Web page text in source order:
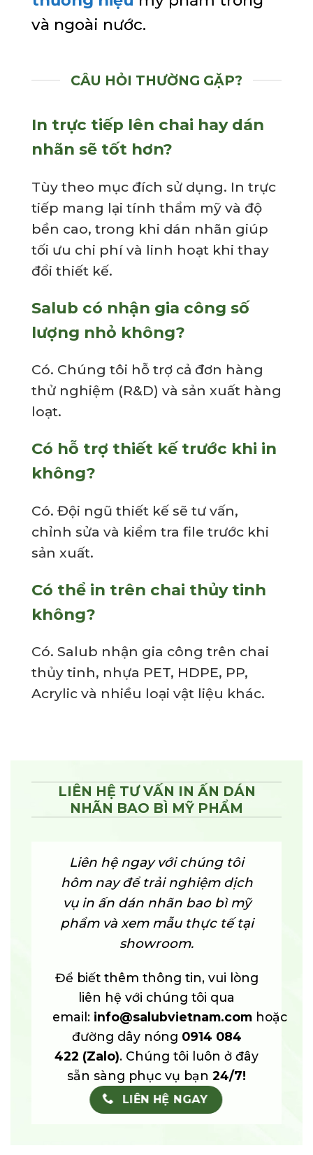
và ngoài nước.
CÂU HỎI THƯỜNG GẶP?
In trực tiếp lên chai hay dán
nhãn sẽ tốt hơn?
Tùy theo mục đích sử dụng. In trực
tiếp mang lại tính thẩm mỹ và độ
bền cao, trong khi dán nhãn giúp
tối ưu chi phí và linh hoạt khi thay
đổi thiết kế.
Salub có nhận gia công số
lượng nhỏ không?
Có. Chúng tôi hỗ trợ cả đơn hàng
thử nghiệm (R&D) và sản xuất hàng
loạt.
Có hỗ trợ thiết kế trước khi in
không?
Có. Đội ngũ thiết kế sẽ tư vấn,
chỉnh sửa và kiểm tra file trước khi
sản xuất.
Có thể in trên chai thủy tinh
không?
Có. Salub nhận gia công trên chai
thủy tinh, nhựa PET, HDPE, PP,
Acrylic và nhiều loại vật liệu khác.
LIÊN HỆ TƯ VẤN IN ẤN DÁN
NHÃN BAO BÌ MỸ PHẨM
Liên hệ ngay với chúng tôi
hôm nay để trải nghiệm dịch
vụ in ấn dán nhãn bao bì mỹ
phẩm và xem mẫu thực tế tại
showroom.
Để biết thêm thông tin, vui lòng
liên hệ với chúng tôi qua
email: info@salubvietnam.com hoặc
đường dây nóng 0914 084
422 (Zalo). Chúng tôi luôn ở đây
sẵn sàng phục vụ bạn 24/7!
LIÊN HỆ NGAY